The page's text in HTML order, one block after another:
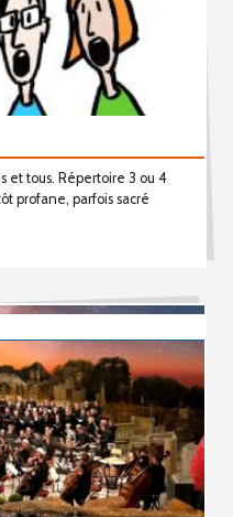
et tous. Répertoire 3 ou 4
profane, parfois sacré